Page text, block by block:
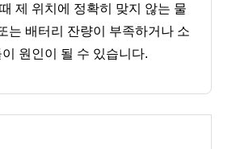
제 위치에 정확히 맞지 않는 물
는 배터리 잔량이 부족하거나 소
원인이 될 수 있습니다.